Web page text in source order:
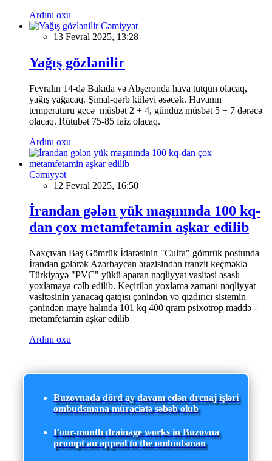
Ardını oxu
Cəmiyyət
13 Fevral 2025, 13:28
Yağış gözlənilir
Fevralın 14-də Bakıda və Abşeronda hava tutqun olacaq,
yağış yağacaq. Şimal-qərb küləyi əsəcək. Havanın
temperaturu gecə müsbət 2 + 4, gündüz müsbət 5 + 7 dərəcə
olacaq. Rütubət 75-85 faiz olacaq.
Ardını oxu
Cəmiyyət
12 Fevral 2025, 16:50
İrandan gələn yük maşınında 100 kq-
dan çox metamfetamin aşkar edilib
Naxçıvan Baş Gömrük İdarəsinin "Culfa" gömrük postunda
İrandan gələrək Azərbaycan ərazisindən tranzit keçməklə
Türkiyəyə "PVC" yükü aparan nəqliyyat vasitəsi əsaslı
yoxlamaya cəlb edilib. Keçirilən yoxlama zamanı nəqliyyat
vasitəsinin yanacaq qatqısı çənindən və qızdırıcı sistemin
çənindən maye halında 101 kq 400 qram psixotrop maddə -
metamfetamin aşkar edilib
Ardını oxu
Buzovnada dörd ay davam edən drenaj işləri
ombudsmana müraciətə səbəb olub
Four-month drainage works in Buzovna
prompt an appeal to the ombudsman